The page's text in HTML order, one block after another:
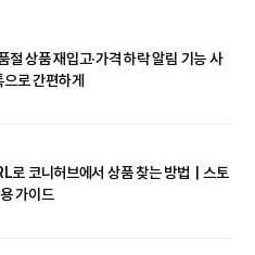
절 상품 재입고·가격 하락 알림 기능 사
로 간편하게
로 코니허브에서 상품 찾는 방법｜스토
가이드